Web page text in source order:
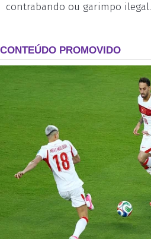
contrabando ou garimpo ilegal.